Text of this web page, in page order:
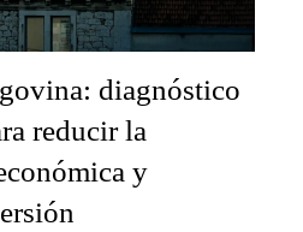
diagnóstico
reducir la
y